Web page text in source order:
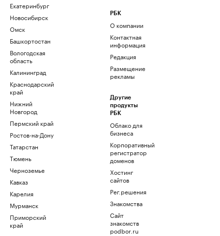
Екатеринбург
Новосибирск
Омск
Башкортостан
Вологодская
область
Калининград
Краснодарский
край
Нижний
Новгород
Пермский край
Ростов-на-Дону
Татарстан
Тюмень
Черноземье
Кавказ
Карелия
Мурманск
Приморский
край
РБК
О компании
Контактная
информация
Редакция
Размещение
рекламы
Другие
продукты
РБК
Облако для
бизнеса
Корпоративный
регистратор
доменов
Хостинг
сайтов
Рег.решения
Знакомства
Сайт
знакомств
podbor.ru